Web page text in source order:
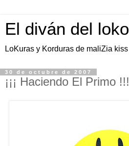
El diván del loko
LoKuras y Korduras de maliZia kiss
30 de octubre de 2007
¡¡¡ Haciendo El Primo !!!